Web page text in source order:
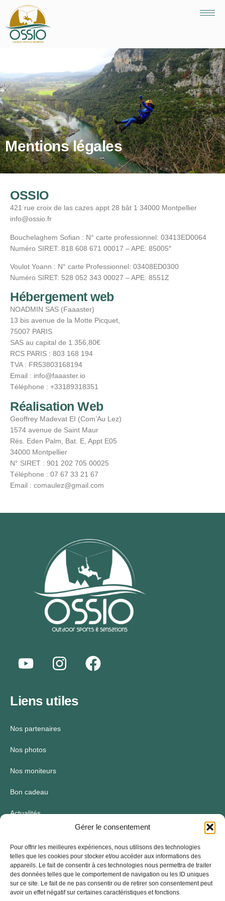
Gérer le consentement
Pour offrir les meilleures expériences, nous utilisons des technologies
telles que les cookies pour stocker et/ou accéder aux informations des
appareils. Le fait de consentir à ces technologies nous permettra de traiter
des données telles que le comportement de navigation ou les ID uniques
sur ce site. Le fait de ne pas consentir ou de retirer son consentement peut
avoir un effet négatif sur certaines caractéristiques et fonctions.
Mentions légales
OSSIO
421 rue croix de las cazes appt 28 bât 1 34000 Montpellier
info@ossio.fr
Bouchelaghem Sofian : N° carte professionnel: 03413ED0064
Numéro SIRET: 818 608 671 00017 – APE: 85005″
Voulot Yoann : N° carte Professionnel: 03408ED0300
Numéro SIRET: 528 052 343 00027 – APE: 8551Z
Hébergement web
NOADMIN SAS (Faaaster)
13 bis avenue de la Motte Picquet,
75007 PARIS
SAS au capital de 1.356,80€
RCS PARIS : 803 168 194
TVA : FR53803168194
Email : info@faaaster.io
Téléphone : +33189318351
Réalisation Web
Geoffrey Madevat EI (Com’Au Lez)
1574 avenue de Saint Maur
Rés. Eden Palm, Bat. E, Appt E05
34000 Montpellier
N° SIRET : 901 202 705 00025
Téléphone : 07 67 33 21 67
Email : comaulez@gmail.com
Liens utiles
Nos partenaires
Nos photos
Nos moniteurs
Bon cadeau
Actualités
Informations
8h00 - 21h00, Lundi - Dimanche